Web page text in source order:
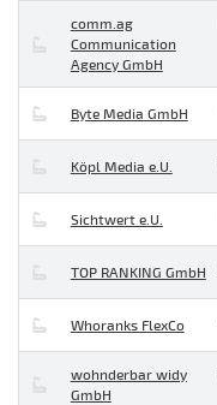
comm.ag
Communication
Agency GmbH
Byte Media GmbH
Köpl Media e.U.
Sichtwert e.U.
TOP RANKING GmbH
Whoranks FlexCo
wohnderbar widy
GmbH